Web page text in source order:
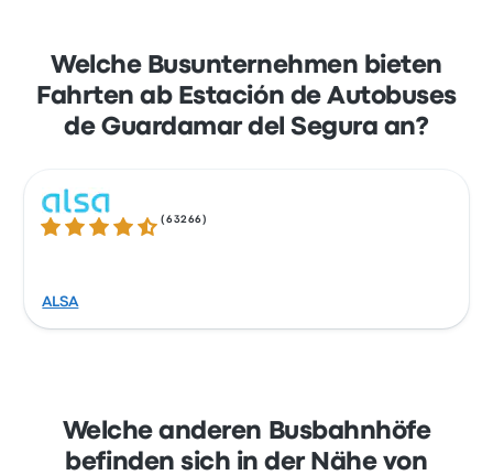
Welche Busunternehmen bieten
Fahrten ab Estación de Autobuses
de Guardamar del Segura an?
4.3 von 5 Sternen
(63266 )
ALSA
Welche anderen Busbahnhöfe
befinden sich in der Nähe von